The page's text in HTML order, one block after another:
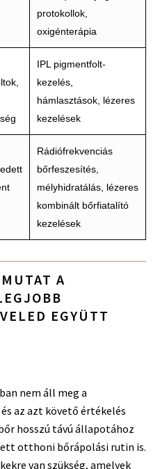
protokollok,
oxigénterápia
IPL pigmentfolt-
kezelés,
hámlasztások, lézeres
kezelések
Rádiófrekvenciás
bőrfeszesítés,
mélyhidratálás, lézeres
kombinált bőrfiatalító
kezelések
A
EGYÜTT
nem áll meg a
az azt követő értékelés
hosszú távú állapotához
otthoni bőrápolási rutin is.
van szükség, amelyek